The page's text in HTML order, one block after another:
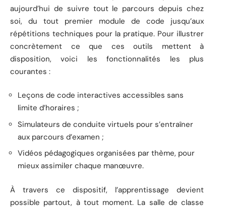
aujourd’hui de suivre tout le parcours depuis chez
soi, du tout premier module de code jusqu’aux
répétitions techniques pour la pratique. Pour illustrer
concrètement ce que ces outils mettent à
disposition, voici les fonctionnalités les plus
courantes :
Leçons de code interactives accessibles sans
limite d’horaires ;
Simulateurs de conduite virtuels pour s’entraîner
aux parcours d’examen ;
Vidéos pédagogiques organisées par thème, pour
mieux assimiler chaque manœuvre.
À travers ce dispositif, l’apprentissage devient
possible partout, à tout moment. La salle de classe